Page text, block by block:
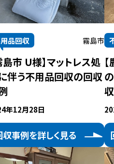
品回収 霧島市
島市 U様】マットレス処
伴う不用品回収の回収
年12月28日
収事例を詳しく見る